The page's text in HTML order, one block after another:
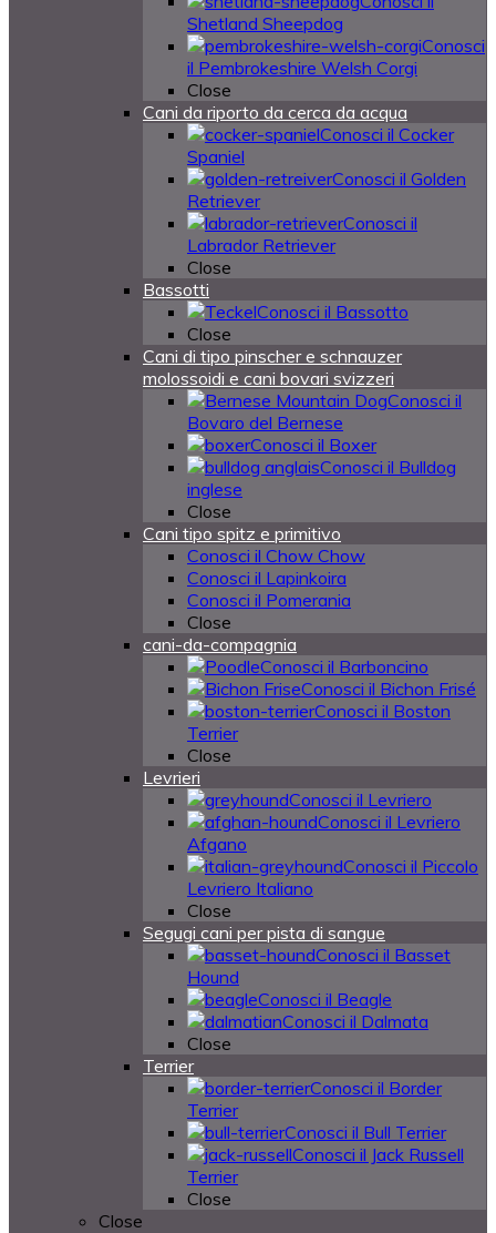
Shetland Sheepdog
Conosci
il Pembrokeshire Welsh Corgi
Close
Cani da riporto da cerca da acqua
Conosci il Cocker
Spaniel
Conosci il Golden
Retriever
Conosci il
Labrador Retriever
Close
Bassotti
Conosci il Bassotto
Close
Cani di tipo pinscher e schnauzer
molossoidi e cani bovari svizzeri
Conosci il
Bovaro del Bernese
Conosci il Boxer
Conosci il Bulldog
inglese
Close
Cani tipo spitz e primitivo
Conosci il Chow Chow
Conosci il Lapinkoira
Conosci il Pomerania
Close
cani-da-compagnia
Conosci il Barboncino
Conosci il Bichon Frisé
Conosci il Boston
Terrier
Close
Levrieri
Conosci il Levriero
Conosci il Levriero
Afgano
Conosci il Piccolo
Levriero Italiano
Close
Segugi cani per pista di sangue
Conosci il Basset
Hound
Conosci il Beagle
Conosci il Dalmata
Close
Terrier
Conosci il Border
Terrier
Conosci il Bull Terrier
Conosci il Jack Russell
Terrier
Close
Close